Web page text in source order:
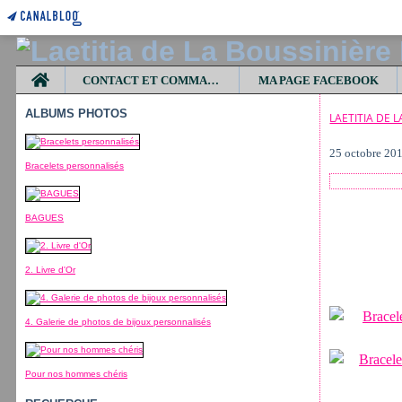
Home
CONTACT ET COMMANDES MA PAGE FACEBOOK
ALBUMS PHOTOS
Bracelets personnalisés
BAGUES
2. Livre d'Or
4. Galerie de photos de bijoux personnalisés
Pour nos hommes chéris
LAETITIA DE
25 octobre